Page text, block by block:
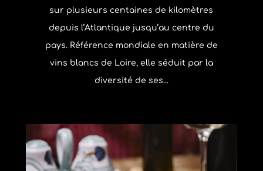
sur plusieurs centaines de kilomètres
depuis l’Atlantique jusqu’au centre du
pays. Référence mondiale en matière de
vins blancs de Loire, elle séduit par la
diversité de ses...